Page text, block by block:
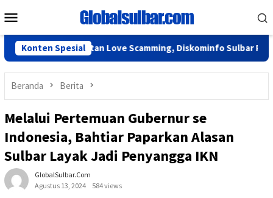
ke
Mobile
Konten Spesial
Kejahatan Love Scamming, Diskominfo Sulbar Perkuat
Beranda Berita
Melalui Pertemuan Gubernur se
Indonesia, Bahtiar Paparkan Alasan
Sulbar Layak Jadi Penyangga IKN
GlobalSulbar.com
Agustus 13, 2024
584 views